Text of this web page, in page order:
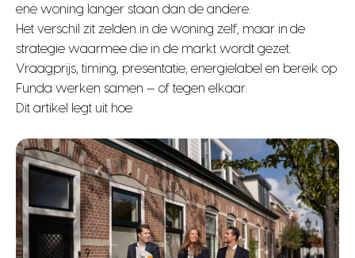
ene woning langer staan dan de andere.
Het verschil zit zelden in de woning zelf, maar in de
strategie waarmee die in de markt wordt gezet.
Vraagprijs, timing, presentatie, energielabel en bereik op
Funda werken samen — of tegen elkaar.
Dit artikel legt uit hoe.
plan vrijblijvend strategiegesprek